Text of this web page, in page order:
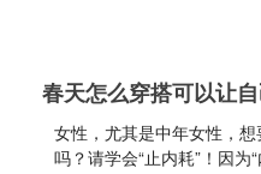
春天怎么穿搭可以让
女性，尤其是中年女性，
吗？请学会“止内耗”！因为